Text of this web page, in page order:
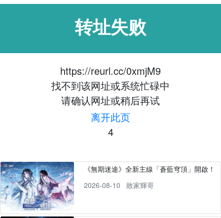
转址失败
https://reurl.cc/0xmjM9
找不到该网址或系统忙碌中
请确认网址或稍后再试
离开此页
4
《無期迷途》全新主線「蒼藍穹頂」開啟！
2026-08-10
敗家輝哥